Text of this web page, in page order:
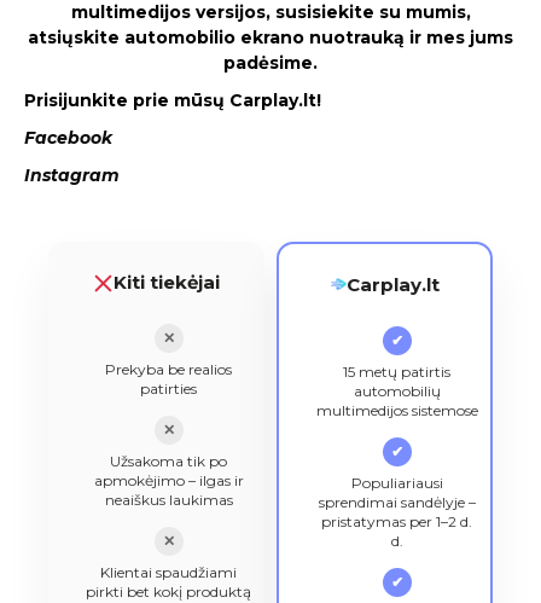
multimedijos versijos, susisiekite su mumis,
atsiųskite automobilio ekrano nuotrauką ir mes jums
padėsime.
Prisijunkite prie mūsų Carplay.lt!
Facebook
Instagram
Kiti tiekėjai
✕
Prekyba be realios
patirties
✕
Užsakoma tik po
apmokėjimo – ilgas ir
neaiškus laukimas
✕
Klientai spaudžiami
pirkti bet kokį produktą
Carplay.lt
✔
15 metų patirtis
automobilių
multimedijos sistemose
✔
Populiariausi
sprendimai sandėlyje –
pristatymas per 1–2 d.
d.
✔